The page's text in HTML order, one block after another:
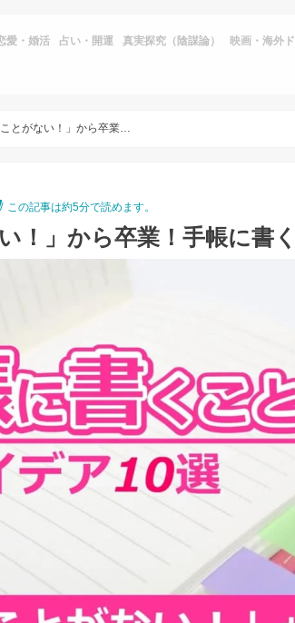
愛・婚活 占い・開運 真実探究（陰謀論） 映画・海外
「書くことがない！」から卒業！手帳に書くことアイデア10選
この記事は約5分で読めます。
！」から卒業！手帳に書